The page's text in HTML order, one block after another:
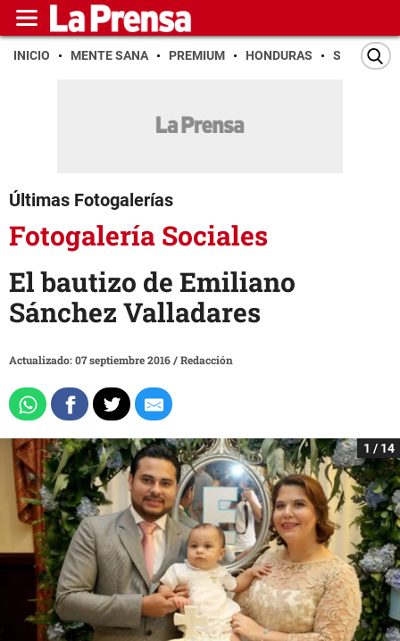
INICIO MENTE SANA PREMIUM HONDURAS SAN PEDRO
Últimas Fotogalerías
Fotogalería Sociales
El bautizo de Emiliano
Sánchez Valladares
Actualizado: 07 septiembre 2016/Redacción
1 / 14